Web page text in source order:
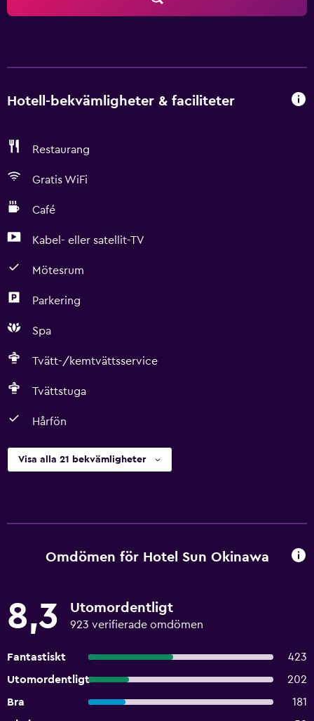
Hotell-bekvämligheter & faciliteter
Restaurang
Gratis WiFi
Café
Kabel- eller satellit-TV
Mötesrum
Parkering
Spa
Tvätt-/kemtvättsservice
Tvättstuga
Hårfön
Visa alla 21 bekvämligheter
Omdömen för Hotel Sun Okinawa
8,3 Utomordentligt
923 verifierade omdömen
Fantastiskt
423
Utomordentligt
202
Bra
181